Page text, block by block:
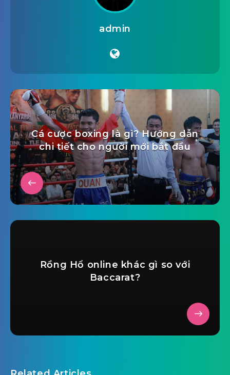
admin
Cá cược boxing là gì? Hướng dẫn
chi tiết cho người mới bắt đầu
Rồng Hổ online khác gì so với
Baccarat?